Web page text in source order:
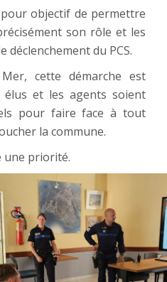
objectif de permettre
son rôle et les
déclenchement du PCS.
cette démarche est
et les agents soient
pour faire face à tout
la commune.
une priorité.